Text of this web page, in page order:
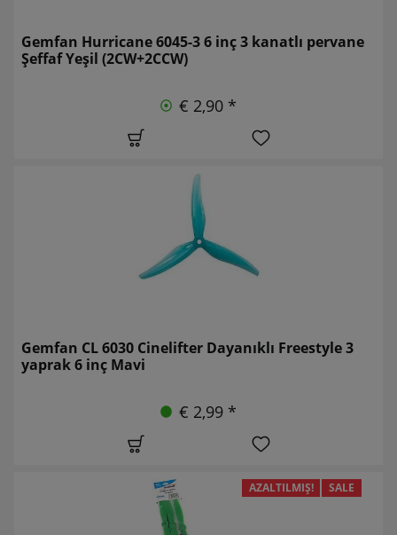
Gemfan Hurricane 6045-3 6 inç 3 kanatlı pervane
Şeffaf Yeşil (2CW+2CCW)
€ 2,90 *
Gemfan CL 6030 Cinelifter Dayanıklı Freestyle 3
yaprak 6 inç Mavi
€ 2,99 *
AZALTILMIŞ! SALE